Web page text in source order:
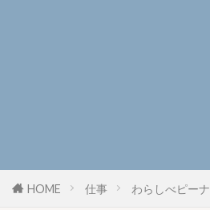
HOME 仕事 わらしべピーナ